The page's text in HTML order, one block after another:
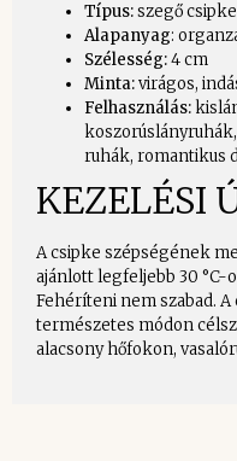
Típus:szegő csipke
Alapanyag:
Szélesség:4 cm
Minta:virágos,
Felhasználás:
ruhák, romantikus
KEZELÉSI
A csipke szépségének
ajánlott legfeljebb 30 °C-
Fehéríteni nem szabad.
természetes módon
alacsony hőfokon,